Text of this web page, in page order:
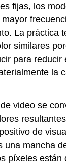
fijas, los
La práctica
similares
para reducir
la
video se
de
una mancha
píxeles están